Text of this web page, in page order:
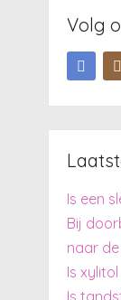
Volg
Is een
Bij
naar
Is
Is